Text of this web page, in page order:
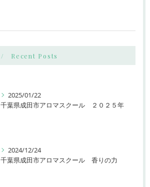
Recent Posts
2025/01/22
千葉県成田市アロマスクール ２０２５年
2024/12/24
千葉県成田市アロマスクール 香りの力